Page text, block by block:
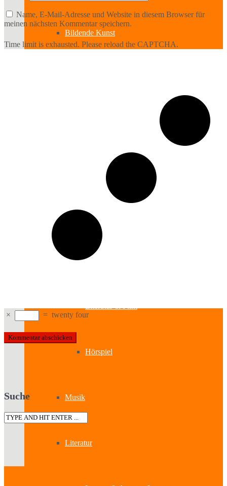
Bildende Kunst
Workshops
Darstellende Kunst
Kabinetttheater
Hörspiel
Musik
Literatur
Name, E-Mail-Adresse und Website in diesem Browser für
meinen nächsten Kommentar speichern.
Time limit is exhausted. Please reload the CAPTCHA.
× = twenty four
Suche